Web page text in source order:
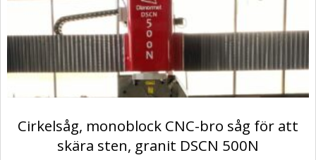
Cirkelsåg, monoblock CNC-bro såg för att
skära sten, granit DSCN 500N